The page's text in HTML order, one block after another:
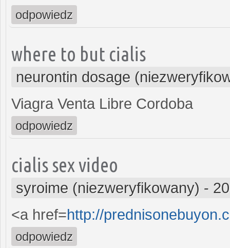
odpowiedz
where to but cialis
neurontin dosage
Viagra Venta Libre Cordoba
odpowiedz
cialis sex video
syroime (niezweryfikowany) -
<a href=http://
odpowiedz